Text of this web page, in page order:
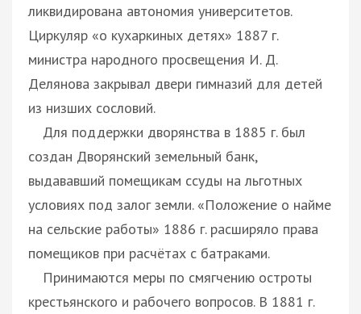
ликвидирована автономия университетов.
Циркуляр «о кухаркиных детях» 1887 г.
министра народного просвещения И. Д.
Делянова закрывал двери гимназий для детей
из низших сословий.
Для поддержки дворянства в 1885 г. был
создан Дворянский земельный банк,
выдававший помещикам ссуды на льготных
условиях под залог земли. «Положение о найме
на сельские работы» 1886 г. расширяло права
помещиков при расчётах с батраками.
Принимаются меры по смягчению остроты
крестьянского и рабочего вопросов. В 1881 г.